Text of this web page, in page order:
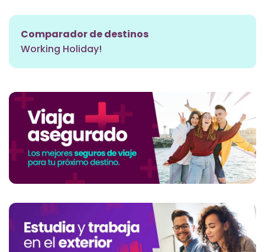
Comparador de destinos
Working Holiday!